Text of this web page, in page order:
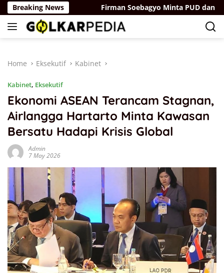
Skip
to
content
Breaking News
Digital Firman Soebagyo Minta PUD dan PPTS
Home Eksekutif Kabinet
Kabinet, Eksekutif
Ekonomi ASEAN Terancam Stagnan,
Airlangga Hartarto Minta Kawasan
Bersatu Hadapi Krisis Global
Admin
7 May 2026